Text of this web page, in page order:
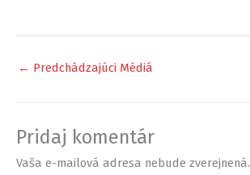
← Predchádzajúci Médiá
Pridaj komentár
Vaša e-mailová adresa nebude zverejnená.